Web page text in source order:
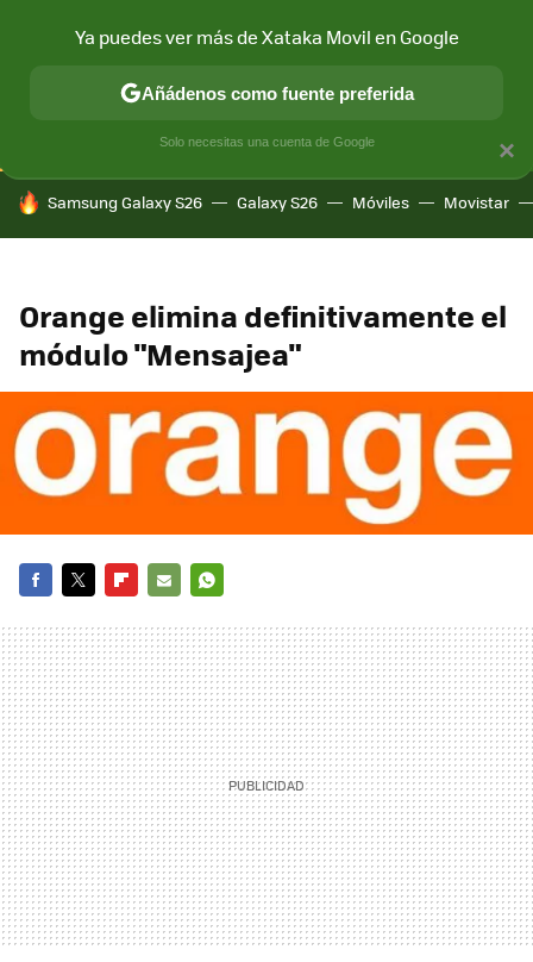
CONECTIVIDAD MÓVIL Y SOCIEDAD APLICACIONES
HOY SE HABLA DE
Samsung Galaxy S26 Galaxy S26 Móviles Movistar
Orange elimina definitivamente el
módulo "Mensajea"
MAIL
×
Ya puedes ver más de Xataka Movil en Google
Añádenos como fuente preferida
Solo necesitas una cuenta de Google